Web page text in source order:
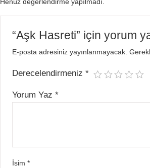
Henüz değerlendirme yapılmadı.
“Aşk Hasreti” için yorum
E-posta adresiniz yayınlanmayacak.
Derecelendirmeniz*
Yorum Yaz*
İsim*